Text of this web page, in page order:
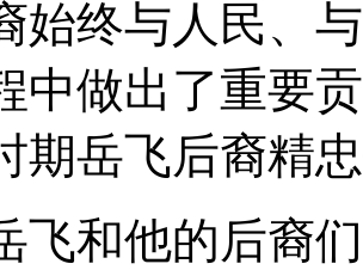
始终与人民、
中做出了重要
期岳飞后裔精
和他的后裔们